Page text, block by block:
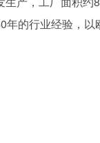
年的行业经验，